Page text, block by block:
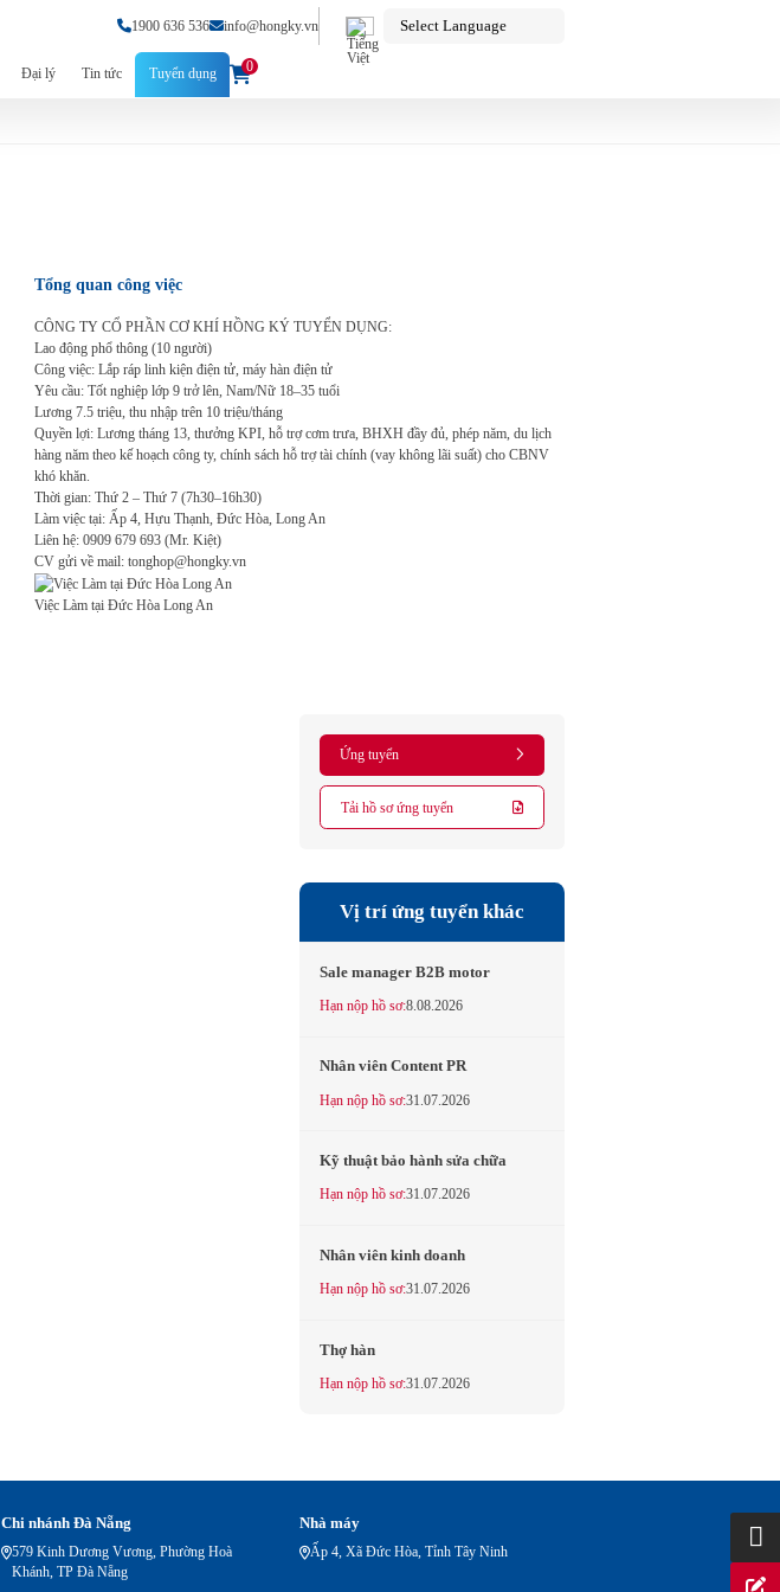
1900 636 536 info@hongky.vn
Đại lý Tin tức Tuyển dụng 0
Tổng quan công việc
CÔNG TY CỔ PHẦN CƠ KHÍ HỒNG KÝ TUYỂN DỤNG:
Lao động phổ thông (10 người)
Công việc: Lắp ráp linh kiện điện tử, máy hàn điện tử
Yêu cầu: Tốt nghiệp lớp 9 trở lên, Nam/Nữ 18–35 tuổi
Lương 7.5 triệu, thu nhập trên 10 triệu/tháng
Quyền lợi: Lương tháng 13, thưởng KPI, hỗ trợ cơm trưa, BHXH đầy đủ, phép năm, du lịch
hàng năm theo kế hoạch công ty, chính sách hỗ trợ tài chính (vay không lãi suất) cho CBNV
khó khăn.
Thời gian: Thứ 2 – Thứ 7 (7h30–16h30)
Làm việc tại: Ấp 4, Hựu Thạnh, Đức Hòa, Long An
Liên hệ: 0909 679 693 (Mr. Kiệt)
CV gửi về mail: tonghop@hongky.vn
Việc Làm tại Đức Hòa Long An
Ứng tuyển
Tải hồ sơ ứng tuyển
Vị trí ứng tuyển khác
Sale manager B2B motor
Hạn nộp hồ sơ:8.08.2026
Nhân viên Content PR
Hạn nộp hồ sơ:31.07.2026
Kỹ thuật bảo hành sửa chữa
Hạn nộp hồ sơ:31.07.2026
Nhân viên kinh doanh
Hạn nộp hồ sơ:31.07.2026
Thợ hàn
Hạn nộp hồ sơ:31.07.2026
Chi nhánh Đà Nẵng
579 Kinh Dương Vương, Phường Hoà
Khánh, TP Đà Nẵng
Nhà máy
Ấp 4, Xã Đức Hòa, Tỉnh Tây Ninh